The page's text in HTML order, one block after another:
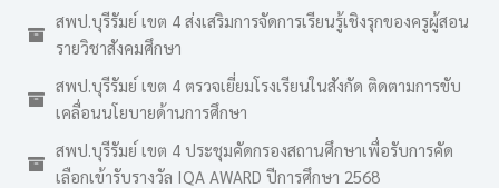
สพป.บุรีรัมย์ เขต 4 ส่งเสริมการจัดการเรียนรู้เชิงรุกของครูผู้สอน
รายวิชาสังคมศึกษา
สพป.บุรีรัมย์ เขต 4 ตรวจเยี่ยมโรงเรียนในสังกัด ติดตามการขับ
เคลื่อนนโยบายด้านการศึกษา
สพป.บุรีรัมย์ เขต 4 ประชุมคัดกรองสถานศึกษาเพื่อรับการคัด
เลือกเข้ารับรางวัล IQA AWARD ปีการศึกษา 2568